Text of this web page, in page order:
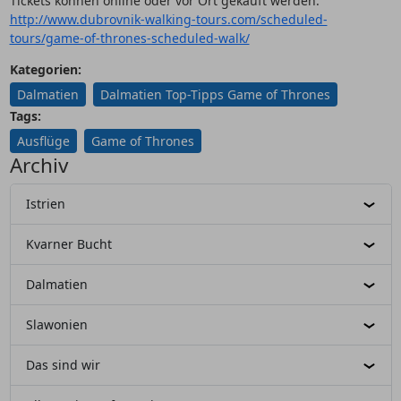
http://www.dubrovnik-walking-tours.com/scheduled-
tours/game-of-thrones-scheduled-walk/
Kategorien:
Dalmatien
Dalmatien Top-Tipps Game of Thrones
Tags:
Ausflüge
Game of Thrones
Archiv
Istrien
Kvarner Bucht
Dalmatien
Slawonien
Das sind wir